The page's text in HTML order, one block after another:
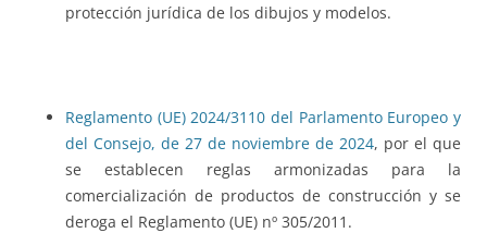
protección jurídica de los dibujos y modelos.
Reglamento (UE) 2024/3110 del Parlamento Europeo y
del Consejo, de 27 de noviembre de 2024, por el que
se establecen reglas armonizadas para la
comercialización de productos de construcción y se
deroga el Reglamento (UE) nº 305/2011.